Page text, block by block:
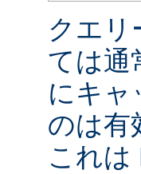
クエリ
ては通
にキャ
のは有
これは